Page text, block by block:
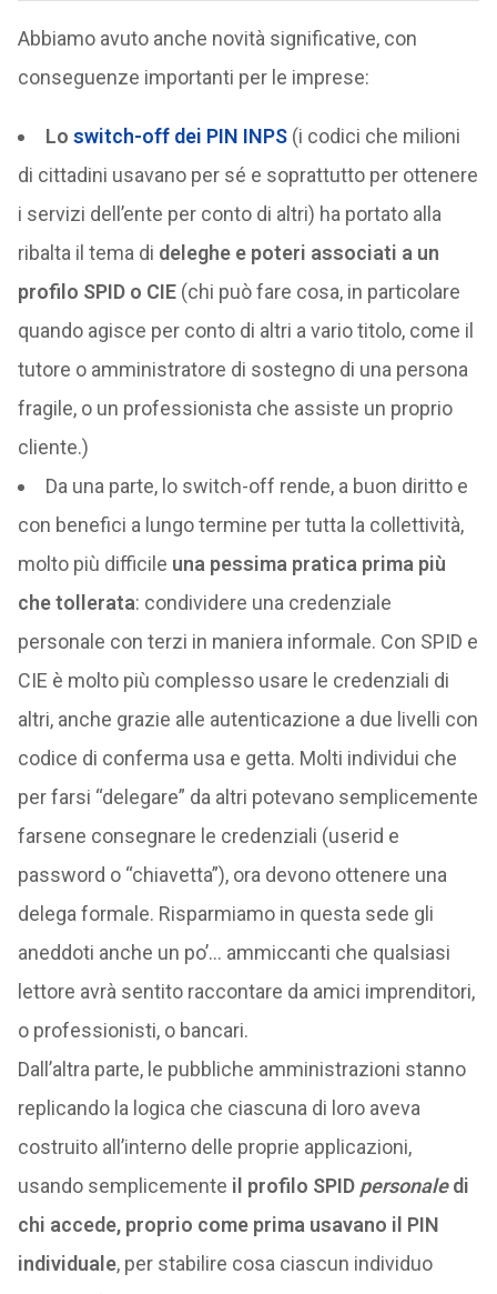
Abbiamo avuto anche novità significative, con
conseguenze importanti per le imprese:
Lo switch-off dei PIN INPS(i codici che milioni
di cittadini usavano per sé e soprattutto per ottenere
i servizi dell’ente per conto di altri) ha portato alla
ribalta il tema di deleghe e poteri associati a un
profilo SPID o CIE(chi può fare cosa, in particolare
quando agisce per conto di altri a vario titolo, come il
tutore o amministratore di sostegno di una persona
fragile, o un professionista che assiste un proprio
cliente.)
Da una parte, lo switch-off rende, a buon diritto e
con benefici a lungo termine per tutta la collettività,
molto più difficile una pessima pratica prima più
che tollerata: condividere una credenziale
personale con terzi in maniera informale. Con SPID e
CIE è molto più complesso usare le credenziali di
altri, anche grazie alle autenticazione a due livelli con
codice di conferma usa e getta. Molti individui che
per farsi “delegare” da altri potevano semplicemente
farsene consegnare le credenziali (userid e
password o “chiavetta”), ora devono ottenere una
delega formale. Risparmiamo in questa sede gli
aneddoti anche un po’… ammiccanti che qualsiasi
lettore avrà sentito raccontare da amici imprenditori,
o professionisti, o bancari.
Dall’altra parte, le pubbliche amministrazioni stanno
replicando la logica che ciascuna di loro aveva
costruito all’interno delle proprie applicazioni,
usando semplicemente il profilo SPID personaledi
chi accede, proprio come prima usavano il PIN
individuale, per stabilire cosa ciascun individuo